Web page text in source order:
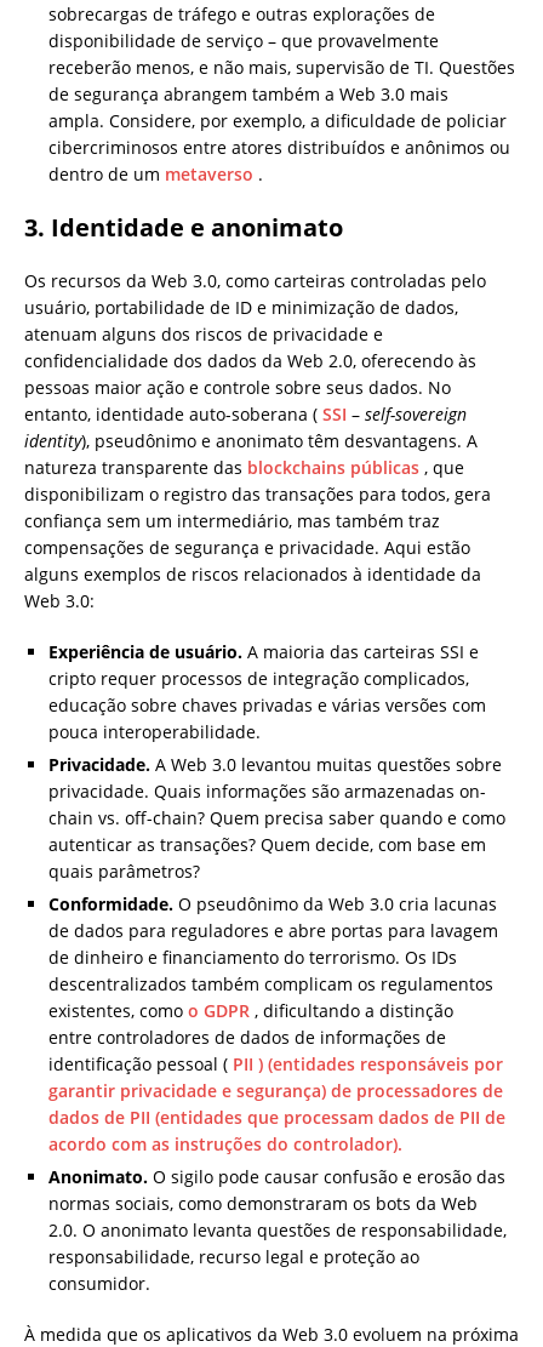
sobrecargas de tráfego e outras explorações de
disponibilidade de serviço – que provavelmente
receberão menos, e não mais, supervisão de TI. Questões
de segurança abrangem também a Web 3.0 mais
ampla. Considere, por exemplo, a dificuldade de policiar
cibercriminosos entre atores distribuídos e anônimos ou
dentro de um metaverso .
3. Identidade e anonimato
Os recursos da Web 3.0, como carteiras controladas pelo
usuário, portabilidade de ID e minimização de dados,
atenuam alguns dos riscos de privacidade e
confidencialidade dos dados da Web 2.0, oferecendo às
pessoas maior ação e controle sobre seus dados. No
entanto, identidade auto-soberana ( SSI – self-sovereign
identity), pseudônimo e anonimato têm desvantagens. A
natureza transparente das blockchains públicas , que
disponibilizam o registro das transações para todos, gera
confiança sem um intermediário, mas também traz
compensações de segurança e privacidade. Aqui estão
alguns exemplos de riscos relacionados à identidade da
Web 3.0:
Experiência de usuário. A maioria das carteiras SSI e
cripto requer processos de integração complicados,
educação sobre chaves privadas e várias versões com
pouca interoperabilidade.
Privacidade. A Web 3.0 levantou muitas questões sobre
privacidade. Quais informações são armazenadas on-
chain vs. off-chain? Quem precisa saber quando e como
autenticar as transações? Quem decide, com base em
quais parâmetros?
Conformidade. O pseudônimo da Web 3.0 cria lacunas
de dados para reguladores e abre portas para lavagem
de dinheiro e financiamento do terrorismo. Os IDs
descentralizados também complicam os regulamentos
existentes, como o GDPR , dificultando a distinção
entre controladores de dados de informações de
identificação pessoal ( PII ) (entidades responsáveis ​​por
garantir privacidade e segurança) de processadores de
dados de PII (entidades que processam dados de PII de
acordo com as instruções do controlador).
Anonimato. O sigilo pode causar confusão e erosão das
normas sociais, como demonstraram os bots da Web
2.0. O anonimato levanta questões de responsabilidade,
responsabilidade, recurso legal e proteção ao
consumidor.
À medida que os aplicativos da Web 3.0 evoluem na próxima